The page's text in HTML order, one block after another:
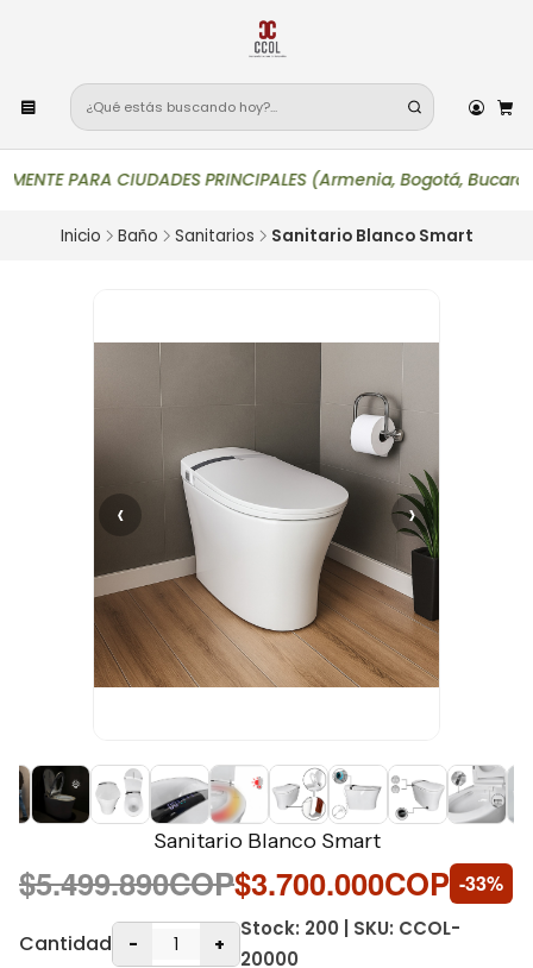
PARA CIUDADES PRINCIPALES (Armenia, Bogotá,
Inicio Baño Sanitarios Sanitario Blanco Smart
‹ ›
Sanitario Blanco Smart
$5.499.890COP$3.700.000COP -33%
Cantidad - +
Stock: 200 | SKU: CCOL-
20000